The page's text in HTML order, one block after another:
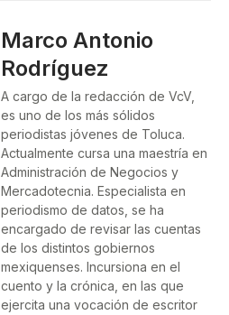
Marco Antonio
Rodríguez
A cargo de la redacción de VcV,
es uno de los más sólidos
periodistas jóvenes de Toluca.
Actualmente cursa una maestría en
Administración de Negocios y
Mercadotecnia. Especialista en
periodismo de datos, se ha
encargado de revisar las cuentas
de los distintos gobiernos
mexiquenses. Incursiona en el
cuento y la crónica, en las que
ejercita una vocación de escritor